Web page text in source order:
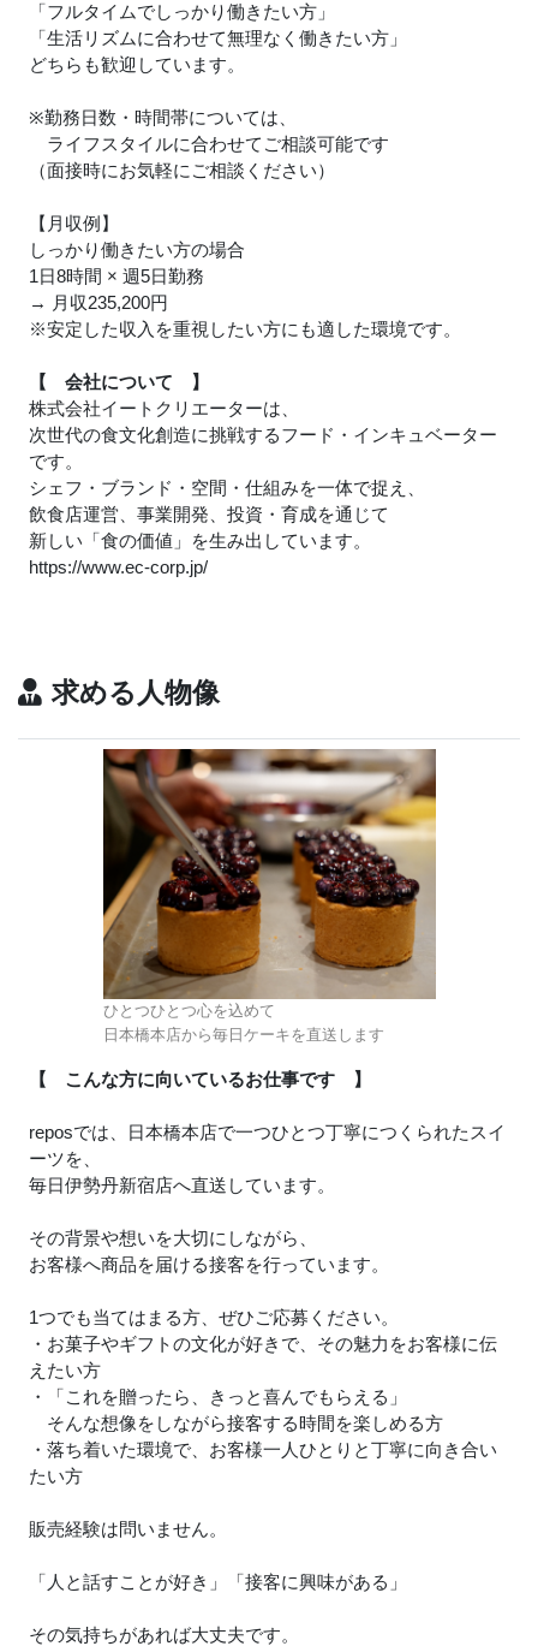
「フルタイムでしっかり働きたい方」
「生活リズムに合わせて無理なく働きたい方」
どちらも歓迎しています。
※勤務日数・時間帯については、
ライフスタイルに合わせてご相談可能です
（面接時にお気軽にご相談ください）
【月収例】
しっかり働きたい方の場合
1日8時間 × 週5日勤務
→ 月収235,200円
※安定した収入を重視したい方にも適した環境です。
【 会社について 】
株式会社イートクリエーターは、
次世代の食文化創造に挑戦するフード・インキュベーター
です。
シェフ・ブランド・空間・仕組みを一体で捉え、
飲食店運営、事業開発、投資・育成を通じて
新しい「食の価値」を生み出しています。
https://www.ec-corp.jp/
求める人物像
ひとつひとつ心を込めて
日本橋本店から毎日ケーキを直送します
【 こんな方に向いているお仕事です 】
reposでは、日本橋本店で一つひとつ丁寧につくられたスイ
ーツを、
毎日伊勢丹新宿店へ直送しています。
その背景や想いを大切にしながら、
お客様へ商品を届ける接客を行っています。
1つでも当てはまる方、ぜひご応募ください。
・お菓子やギフトの文化が好きで、その魅力をお客様に伝
えたい方
・「これを贈ったら、きっと喜んでもらえる」
そんな想像をしながら接客する時間を楽しめる方
・落ち着いた環境で、お客様一人ひとりと丁寧に向き合い
たい方
販売経験は問いません。
「人と話すことが好き」「接客に興味がある」
その気持ちがあれば大丈夫です。